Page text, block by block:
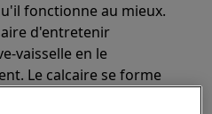
fonctionne au mieux.
d'entretenir
vaisselle en le
Le calcaire se forme